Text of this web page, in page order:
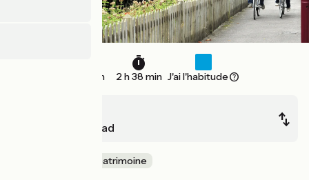
40 km 2 h 38 min J'ai l'habitude
East-Grinstead
Nature & petit patrimoine